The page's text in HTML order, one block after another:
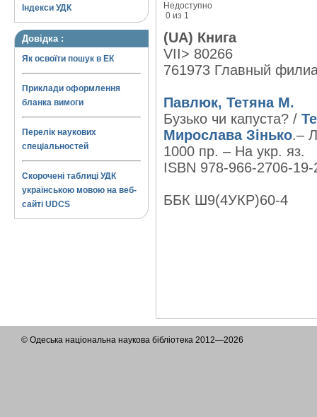
Індекси УДК
Довідка :
Як освоїти пошук в ЕК
Приклади оформлення
бланка вимоги
Перелік наукових
спеціальностей
Скорочені таблиці УДК
українською мовою на веб-
сайті UDCS
Недоступно
0 из 1
(UA) Книга
VII> 80266
761973 Главный
Павлюк, Тетяна М.
Бузько чи капуста? /
Мирослава Зінько.–
1000 пр. – На укр. яз.
ISBN 978-966-2706-
ББК Ш9(4УКР)60-4
© Одеська національна наукова бібліотека 2012—2026